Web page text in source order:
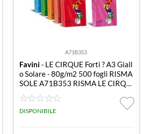
A71B353
Favini- LE CIRQUE Forti ? A3 Giall
o Solare - 80g/m2 500 fogli RISMA
SOLE A71B353 RISMA LE CIRQU
E GIALLO SOLE 80G A3
DISPONIBILE